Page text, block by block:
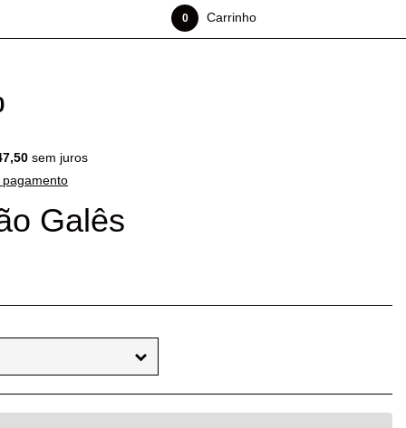
0 Carrinho
sem juros
Galês